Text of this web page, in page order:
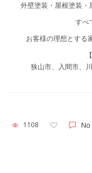
外壁塗装・屋根塗装・
すべ
お客様の理想とする
狭山市、入間市、
1108